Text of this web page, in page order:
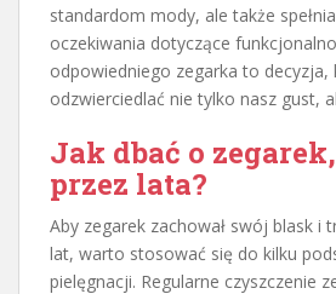
standardom mody, ale także
oczekiwania dotyczące
odpowiedniego zegarka to decyzja,
odzwierciedlać nie tylko nasz gust,
Jak dbać o
przez lata?
Aby zegarek zachował swój blask i
lat, warto stosować się do kilku
pielęgnacji. Regularne czyszczenie